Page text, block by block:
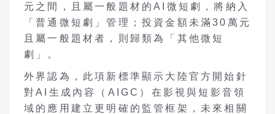
元之間，且屬一般題材的AI微短劇，將納入
「普通微短劇」管理；投資金額未滿30萬元
且屬一般題材者，則歸類為「其他微短
劇」。
外界認為，此項新標準顯示大陸官方開始針
對AI生成內容（AIGC）在影視與短影音領
域的應用建立更明確的監管框架，未來相關